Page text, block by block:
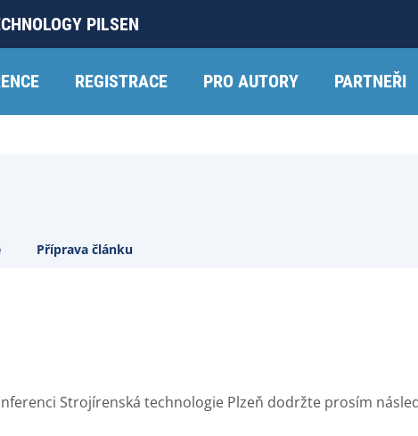
PILSEN
REGISTRACE PRO AUTORY PARTNEŘI
Příprava článku
Strojírenská technologie Plzeň dodržte prosím